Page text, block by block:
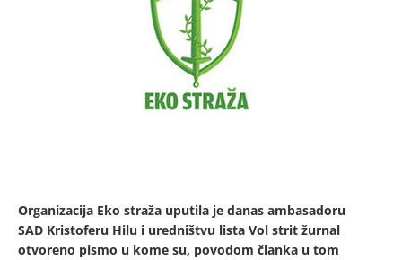
Organizacija Eko straža uputila je danas ambasadoru
SAD Kristoferu Hilu i uredništvu lista Vol strit žurnal
otvoreno pismo u kome su, povodom članka u tom